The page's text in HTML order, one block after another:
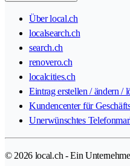
Über local.ch
localsearch.ch
search.ch
renovero.ch
localcities.ch
Eintrag erstellen / ändern /
Kundencenter für
Unerwünschtes
© 2026 local.ch - Ein